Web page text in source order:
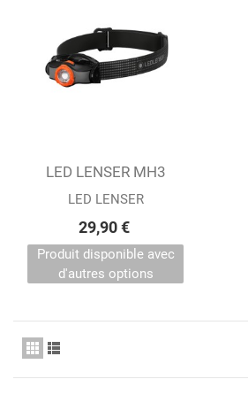
LED LENSER MH3
OUTDOOR
LED LENSER
29,90 €
Produit disponible avec
d'autres options